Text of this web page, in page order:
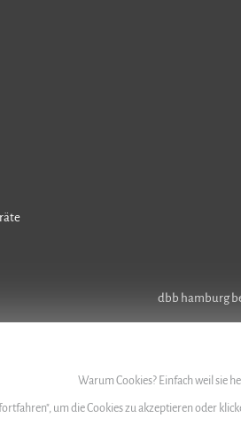
dbb hamburg
Warum Cookies? Einfach weil sie
um die Cookies zu akzeptieren oder